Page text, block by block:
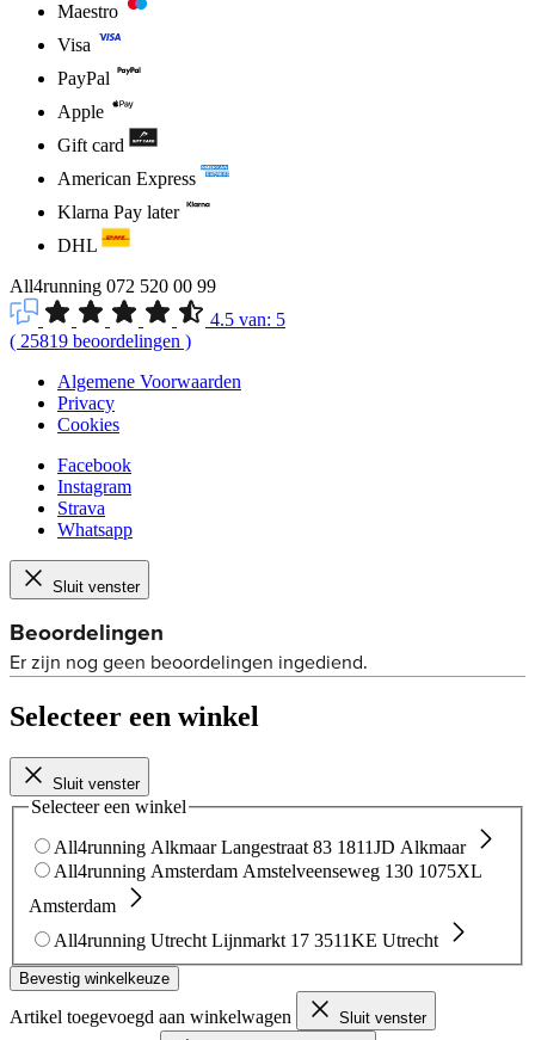
Maestro
Visa
PayPal
Apple
Gift card
American Express
Klarna Pay later
DHL
All4running 072 520 00 99
4.5 van: 5
( 25819 beoordelingen )
Algemene Voorwaarden
Privacy
Cookies
Facebook
Instagram
Strava
Whatsapp
Sluit venster
Selecteer een winkel
Sluit venster
Selecteer een winkel
All4running Alkmaar Langestraat 83 1811JD Alkmaar
All4running Amsterdam Amstelveenseweg 130 1075XL
Amsterdam
All4running Utrecht Lijnmarkt 17 3511KE Utrecht
Bevestig winkelkeuze
Artikel toegevoegd aan winkelwagen Sluit venster